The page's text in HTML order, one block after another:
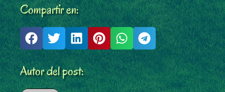
Compartir en:
Autor del post: